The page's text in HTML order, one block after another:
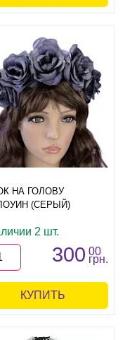
НА ГОЛОВУ
(СЕРЫЙ)
2 шт.
300 00
грн.
КУПИТЬ